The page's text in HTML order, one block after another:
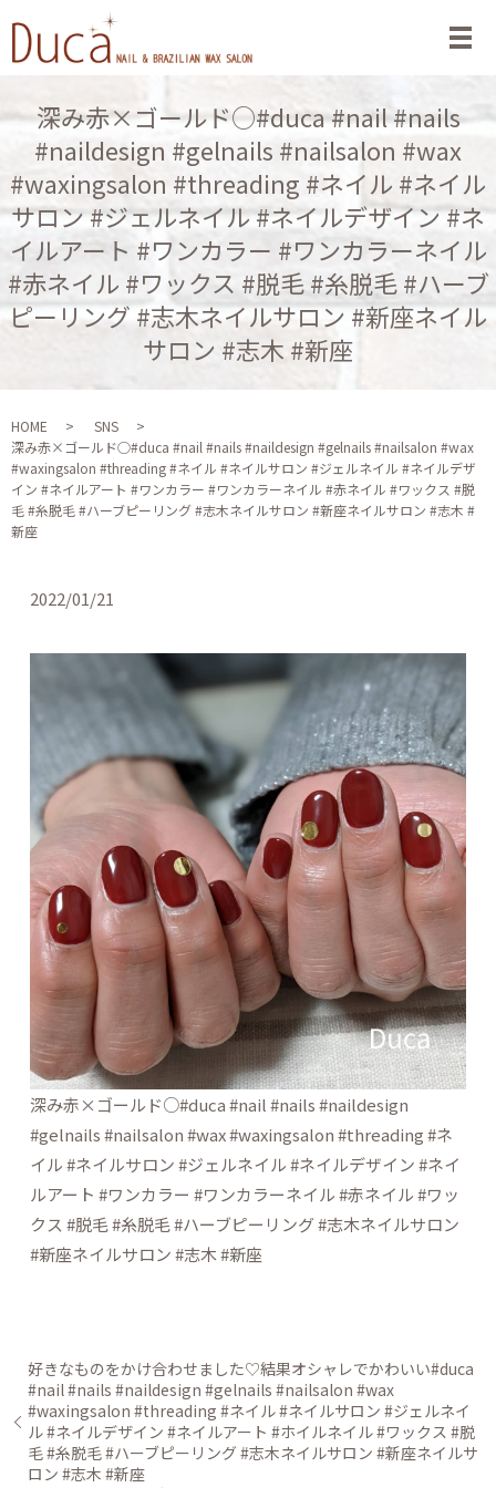
メ
深み赤×ゴールド○#duca #nail #nails
#naildesign #gelnails #nailsalon #wax
#waxingsalon #threading #ネイル #ネイル
サロン #ジェルネイル #ネイルデザイン #ネ
イルアート #ワンカラー #ワンカラーネイル
#赤ネイル #ワックス #脱毛 #糸脱毛 #ハーブ
ピーリング #志木ネイルサロン #新座ネイル
サロン #志木 #新座
HOME
SNS
深み赤×ゴールド○#duca #nail #nails #naildesign #gelnails #nailsalon #wax
#waxingsalon #threading #ネイル #ネイルサロン #ジェルネイル #ネイルデザ
イン #ネイルアート #ワンカラー #ワンカラーネイル #赤ネイル #ワックス #脱
毛 #糸脱毛 #ハーブピーリング #志木ネイルサロン #新座ネイルサロン #志木 #
新座
2022/01/21
深み赤×ゴールド○#duca #nail #nails #naildesign
#gelnails #nailsalon #wax #waxingsalon #threading #ネ
イル #ネイルサロン #ジェルネイル #ネイルデザイン #ネイ
ルアート #ワンカラー #ワンカラーネイル #赤ネイル #ワッ
クス #脱毛 #糸脱毛 #ハーブピーリング #志木ネイルサロン
#新座ネイルサロン #志木 #新座
好きなものをかけ合わせました♡結果オシャレでかわいい#duca
#nail #nails #naildesign #gelnails #nailsalon #wax
#waxingsalon #threading #ネイル #ネイルサロン #ジェルネイ
ル #ネイルデザイン #ネイルアート #ホイルネイル #ワックス #脱
毛 #糸脱毛 #ハーブピーリング #志木ネイルサロン #新座ネイルサ
ロン #志木 #新座